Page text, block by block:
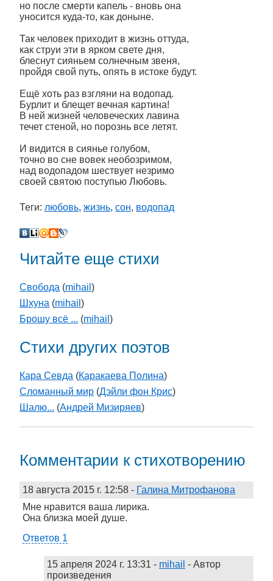
но после смерти капель - вновь она
уносится куда-то, как доныне.
Так человек приходит в жизнь оттуда,
как струи эти в ярком свете дня,
блеснут сияньем солнечным звеня,
пройдя свой путь, опять в истоке будут.
Ещё хоть раз взгляни на водопад.
Бурлит и блещет вечная картина!
В ней жизней человеческих лавина
течет стеной, но порознь все летят.
И видится в сиянье голубом,
точно во сне вовек необозримом,
над водопадом шествует незримо
своей святою поступью Любовь.
Теги: любовь, жизнь, сон, водопад
Читайте еще стихи
Свобода (mihail )
Шхуна (mihail )
Брошу всё ... (mihail )
Стихи других поэтов
Кара Севда (Каракаева Полина)
Сломанный мир (Дэйли фон Крис)
Шалю... (Андрей Мизиряев)
Комментарии к стихотворению
18 августа 2015 г. 12:58 - Галина Митрофанова
Мне нравится ваша лирика.
Она близка моей душе.
Ответов 1
15 апреля 2024 г. 13:31 - mihail - Автор
произведения